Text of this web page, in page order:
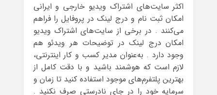
اکثر سایت‌های اشتراک ویدیو خارجی و ایرانی
امکان ثبت نام و درج لینک در پروفایل را فراهم
می‌کنند . در برخی از سایت‌های اشتراک ویدیو
امکان درج لینک در توضیحات هر ویدئو هم
وجود دارد . به‌عنوان مدیر کسب و کار اینترنتی،
لازم است که هوشمند باشید و با دقت کامل از
بهترین پلتفرم‌ها‌ی موجود استفاده کنید تا زمان و
سرمایه‌ خود را در جا‌ی نا‌درستی صرف نکنید .